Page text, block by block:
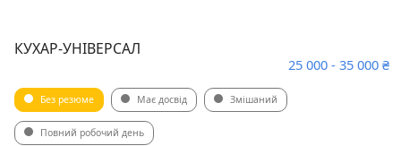
КУХАР-УНІВЕРСАЛ
25 000 - 35 000 ₴
Без резюме Має досвід Змішаний
Повний робочий день